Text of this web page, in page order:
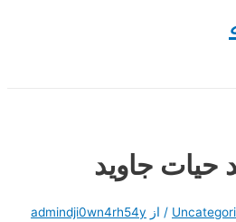
حیات جاوید
/ از admindji0wn4rh54y